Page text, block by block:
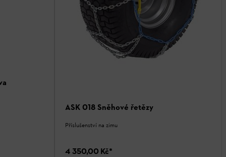
ASK 018 Sněhové řetězy
Příslušenství na zimu
4 350,00 Kč*